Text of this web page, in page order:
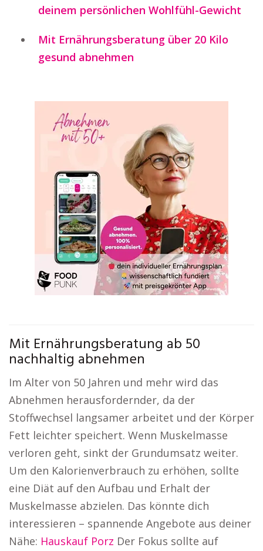
deinem persönlichen Wohlfühl-Gewicht
Mit Ernährungsberatung über 20 Kilo
gesund abnehmen
Mit Ernährungsberatung ab 50
nachhaltig abnehmen
Im Alter von 50 Jahren und mehr wird das
Abnehmen herausfordernder, da der
Stoffwechsel langsamer arbeitet und der Körper
Fett leichter speichert. Wenn Muskelmasse
verloren geht, sinkt der Grundumsatz weiter.
Um den Kalorienverbrauch zu erhöhen, sollte
eine Diät auf den Aufbau und Erhalt der
Muskelmasse abzielen. Das könnte dich
interessieren – spannende Angebote aus deiner
Nähe: Hauskauf Porz Der Fokus sollte auf